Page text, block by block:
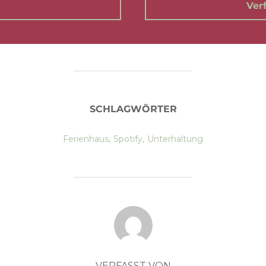
SCHLAGWÖRTER
Ferienhaus, Spotify, Unterhaltung
BEITRAGSAUTOR